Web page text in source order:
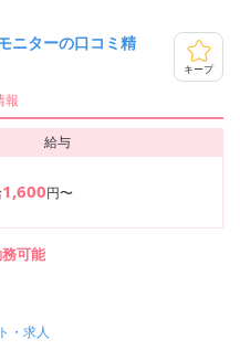
ニターの口コミ精
キープ
報
給与
1,600円〜
可能
・求人